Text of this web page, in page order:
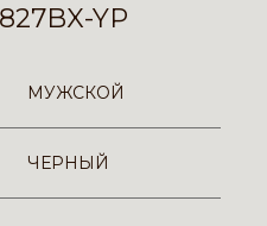
YP
МУЖСКОЙ
ЧЕРНЫЙ